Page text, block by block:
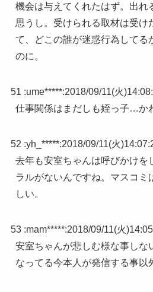
機会は与えてくれたはず。出れ
思うし。受けられる取材は受け
て、どこの誰が迷惑行為してる
のに。
51 :ume*****:2018/09/11(火
仕事関係はまだしも姪っ子…か
52 :yh_*****:2018/09/11(火
去年も安室ちゃんは呼びかけを
ラルがないんですね。マスコミ
しい。
53 :mam*****:2018/09/11(火
安室ちゃんが悲しむ様な事しな
なってる今本人が発信する事以